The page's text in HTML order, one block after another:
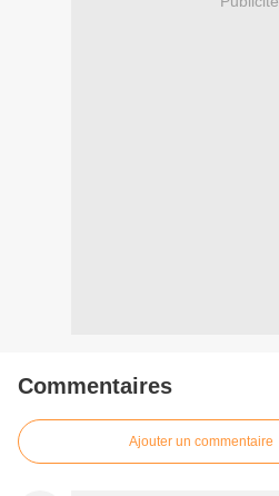
Commentaires
Ajouter un commentaire